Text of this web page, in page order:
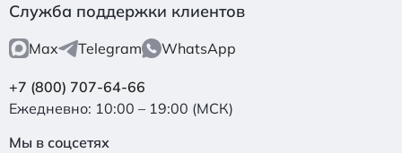
Служба поддержки клиентов
Max Telegram WhatsApp
+7 (800) 707-64-66
Ежедневно: 10:00 – 19:00 (МСК)
Мы в соцсетях